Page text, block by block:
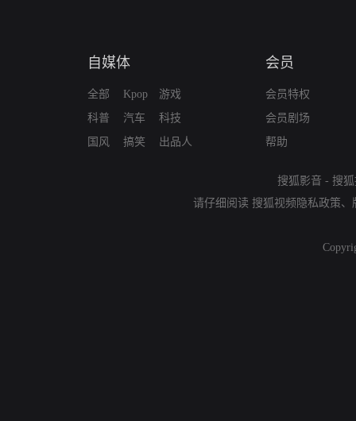
自媒体
全部
科普
国风
Kpop
汽车
搞笑
游戏
科技
出品人
会员
会员特权
会员剧场
帮助
搜狐影音 - 搜
请仔细阅读 搜狐视频隐私政策、